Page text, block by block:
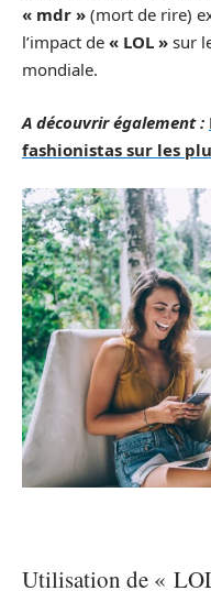
« mdr » (mort de rire)
l’impact de « LOL » sur
mondiale.
A découvrir également :
fashionistas sur les
Utilisation de «